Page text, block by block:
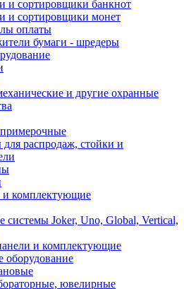
и сортировщики банкнот
и сортировщики монет
оплаты
бумаги - шредеры
и другие охранные
распродаж, стойки и
и комплектующие
системы Joker, Uno, Global, Vertical,
и комплектующие
оборудование
ювелирные